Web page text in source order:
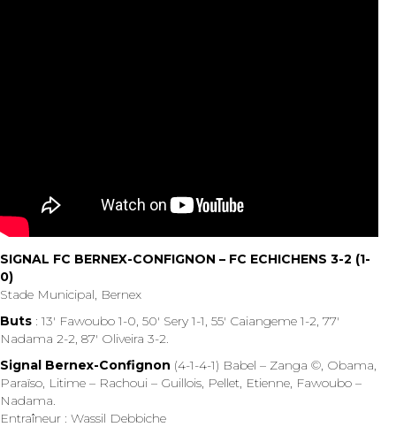
SIGNAL FC BERNEX-CONFIGNON – FC ECHICHENS 3-2 (1-
0)
Stade Municipal, Bernex
Buts : 13′ Fawoubo 1-0, 50′ Sery 1-1, 55′ Caiangeme 1-2, 77′
Nadama 2-2, 87′ Oliveira 3-2.
Signal Bernex-Confignon (4-1-4-1) Babel – Zanga ©, Obama,
Paraïso, Litime – Rachoui – Guillois, Pellet, Etienne, Fawoubo –
Nadama.
Entraîneur : Wassil Debbiche